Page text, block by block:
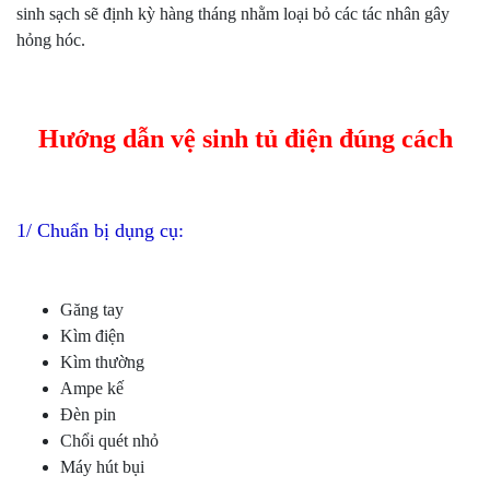
sinh sạch sẽ định kỳ hàng tháng nhằm loại bỏ các tác nhân gây
hỏng hóc.
Hướng dẫn vệ sinh tủ điện đúng cách
1/ Chuẩn bị dụng cụ:
Găng tay
Kìm điện
Kìm thường
Ampe kế
Đèn pin
Chổi quét nhỏ
Máy hút bụi